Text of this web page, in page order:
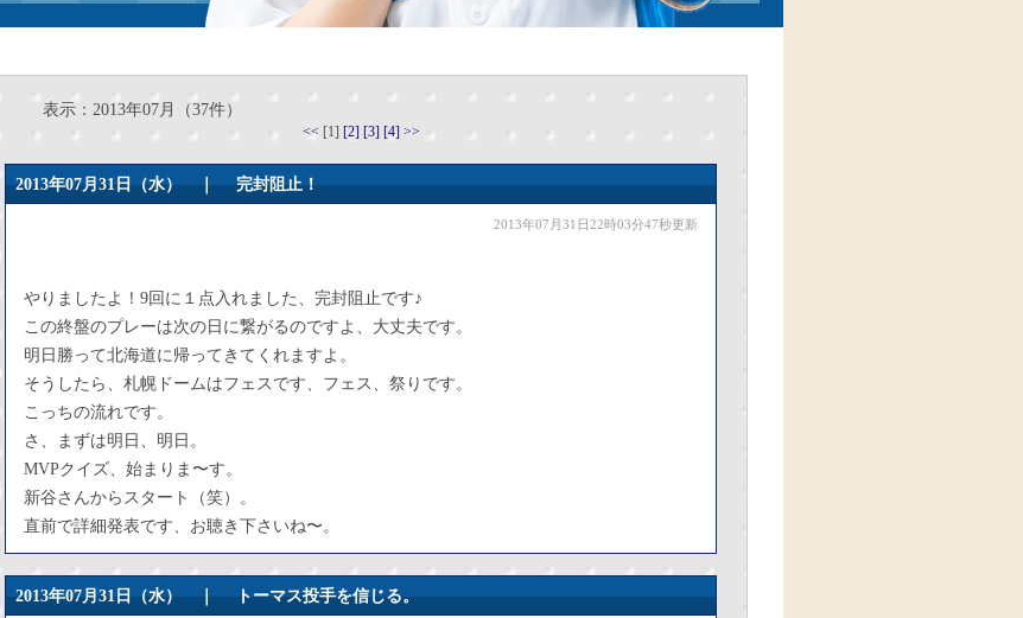
表示：2013年07月（37件）
<< [1] [2] [3] [4] >>
2013年07月31日（水） ｜完封阻止！
2013年07月31日22時03分47秒更新
やりましたよ！9回に１点入れました、完封阻止です♪
この終盤のプレーは次の日に繋がるのですよ、大丈夫です。
明日勝って北海道に帰ってきてくれますよ。
そうしたら、札幌ドームはフェスです、フェス、祭りです。
こっちの流れです。
さ、まずは明日、明日。
MVPクイズ、始まりま〜す。
新谷さんからスタート（笑）。
直前で詳細発表です、お聴き下さいね〜。
2013年07月31日（水） ｜トーマス投手を信じる。